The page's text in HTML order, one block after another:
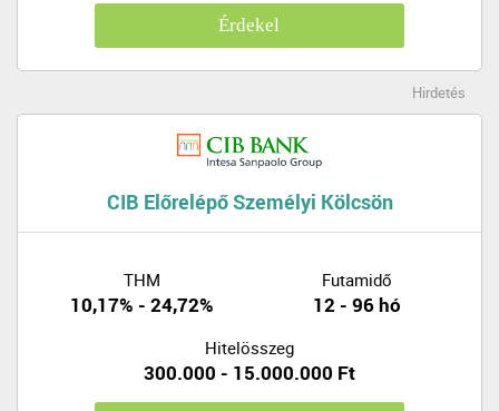
Érdekel
Hirdetés
CIB Előrelépő Személyi Kölcsön
THM
10,17% - 24,72%
Futamidő
12 - 96 hó
Hitelösszeg
300.000 - 15.000.000 Ft